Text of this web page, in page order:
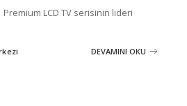
Premium LCD TV serisinin lideri
DEVAMINI OKU